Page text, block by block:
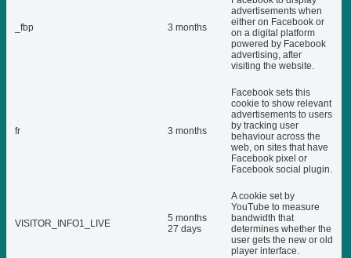
_fbp 3 months
advertisements when
either on Facebook or
on a digital platform
powered by Facebook
advertising, after
visiting the website.
fr 3 months
Facebook sets this
cookie to show relevant
advertisements to users
by tracking user
behaviour across the
web, on sites that have
Facebook pixel or
Facebook social plugin.
VISITOR_INFO1_LIVE
5 months
27 days
A cookie set by
YouTube to measure
bandwidth that
determines whether the
user gets the new or old
player interface.